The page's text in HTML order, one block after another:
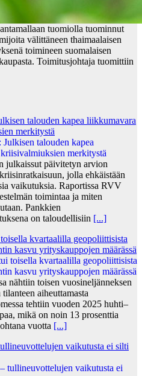
tuomiolla tuominnut
välittäneen thaimaalaisen
toimineen suomalaisen
Toimitusjohtaja tuomittiin
talouden kapea liikkumavara
merkitystä
julkaissut päivitetyn arvion
jolla ehkäistään
vaikutuksia. Raportissa RVV
toimintaa ja miten
Pankkien
on taloudellisiin [...]
kvartaalilla geopoliittisista
kasvu yrityskauppojen määrässä
nähtiin toisen vuosineljänneksen
aiheuttamasta
tehtiin vuoden 2025 huhti–
mikä on noin 13 prosenttia
vuotta [...]
vaikutusta ei silti